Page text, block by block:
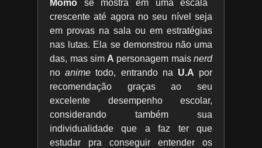
Momo se mostra em uma escala
crescente até agora no seu nível seja
em provas na sala ou em estratégias
nas lutas. Ela se demonstrou não uma
das, mas sim A personagem mais nerd
noanime todo, entrando na U.A por
recomendação graças ao seu
excelente desempenho escolar,
considerando também sua
individualidade que a faz ter que
estudar pra conseguir entender os